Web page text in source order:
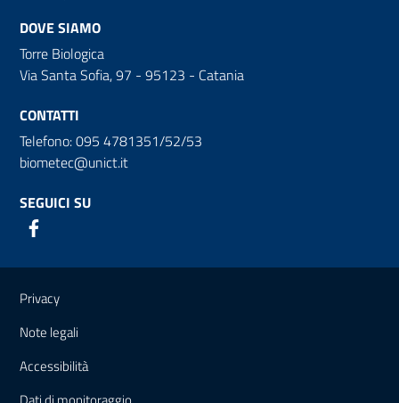
DOVE SIAMO
Torre Biologica
Via Santa Sofia, 97 - 95123 - Catania
CONTATTI
Telefono: 095 4781351/52/53
biometec@unict.it
SEGUICI SU
Link e informazioni utili
Privacy
Note legali
Accessibilità